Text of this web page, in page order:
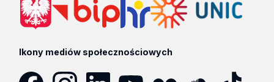
Ikony mediów społecznościowych